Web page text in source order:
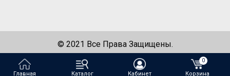
© 2021 Все Права Защищены.
Создание сайта —WeDo
Главная Каталог Кабинет
0
Корзина